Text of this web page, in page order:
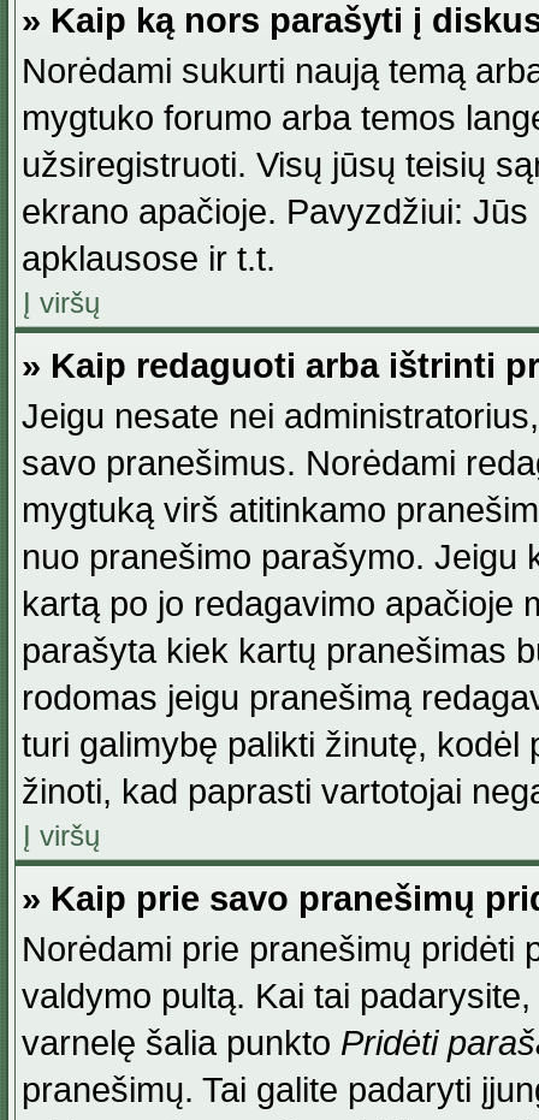
» Kaip ką nors parašyti į
Norėdami sukurti naują temą
mygtuko forumo arba temos
užsiregistruoti. Visų jūsų teisių
ekrano apačioje. Pavyzdžiui:
apklausose ir t.t.
Į viršų
» Kaip redaguoti arba ištrinti
Jeigu nesate nei
savo pranešimus. Norėdami
mygtuką virš atitinkamo
nuo pranešimo parašymo. Jeigu
kartą po jo redagavimo apačioje
parašyta kiek kartų pranešimas
rodomas jeigu pranešimą
turi galimybę palikti žinutę, kodėl
žinoti, kad paprasti vartotojai
Į viršų
» Kaip prie savo pranešimų
Norėdami prie pranešimų pridėti
valdymo pultą. Kai tai
varnelę šalia punkto Pridėti
pranešimų. Tai galite padaryti